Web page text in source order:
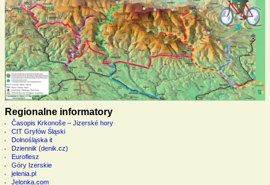
Regionalne informatory
Časopis Krkonoše – Jizerské hory
CIT Gryfów Śląski
Dolnośląska it
Dziennik (denik.cz)
Euroflesz
Góry Izerskie
jelenia.pl
Jelonka.com